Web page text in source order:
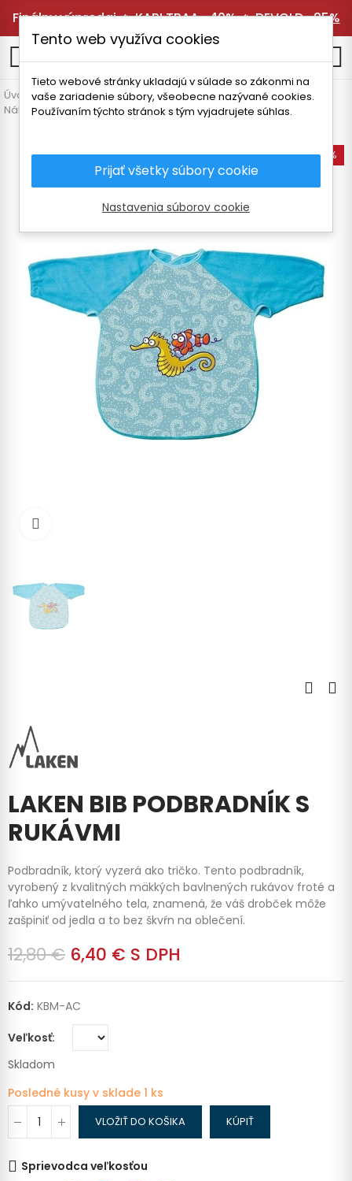
Finálny výpredaj 🔥KARI TRAA -40%🔥DEVOLD -25%
Úvodná stránka Vybavenie
Termosky a fľaše
Náhradné diely a doplnky
LAKEN BIB PODBRADNÍK S RUKÁVMI
-50%
LAKEN BIB PODBRADNÍK S
RUKÁVMI
Podbradník, ktorý vyzerá ako tričko. Tento podbradník,
vyrobený z kvalitných mäkkých bavlnených rukávov froté a
ľahko umývatelného tela, znamená, že váš drobček môže
zašpiniť od jedla a to bez škvŕn na oblečení.
12,80 € 6,40 € S DPH
Kód: KBM-AC
Veľkosť
Skladom
Posledné kusy v sklade 1 ks
VLOŽIŤ DO KOŠIKA KÚPIŤ
Sprievodca veľkosťou
Tento web využíva cookies
Tieto webové stránky ukladajú v súlade so zákonmi na
vaše zariadenie súbory, všeobecne nazývané cookies.
Používaním týchto stránok s tým vyjadrujete súhlas.
Prijať všetky súbory cookie
Nastavenia súborov cookie